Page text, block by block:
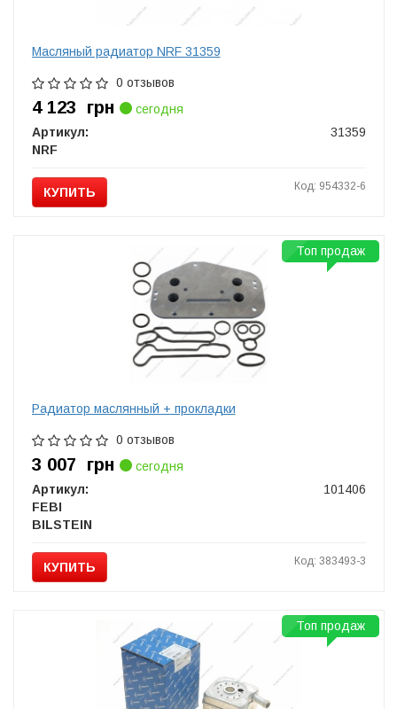
Масляный радиатор NRF 31359
0 отзывов
4 123 грн
сегодня
Артикул:
31359
NRF
КУПИТЬ Код: 954332-6
Радиатор маслянный + прокладки
0 отзывов
3 007 грн
сегодня
Артикул:
101406
FEBI
BILSTEIN
КУПИТЬ Код: 383493-3
Топ продаж
Топ продаж